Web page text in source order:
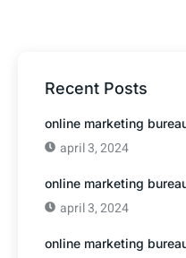
Recent Posts
online marketing
april 3, 2024
online marketing
april 3, 2024
online marketing